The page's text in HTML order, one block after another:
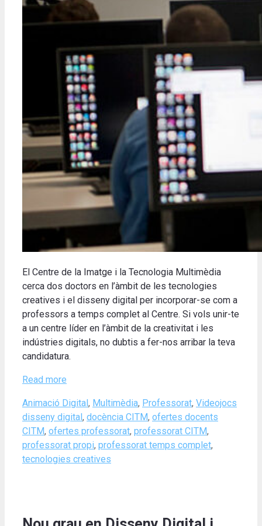
El Centre de la Imatge i la Tecnologia Multimèdia
cerca dos doctors en l’àmbit de les tecnologies
creatives i el disseny digital per incorporar-se com a
professors a temps complet al Centre. Si vols unir-te
a un centre líder en l’àmbit de la creativitat i les
indústries digitals, no dubtis a fer-nos arribar la teva
candidatura.
Read more
Categories
Animació Digital, Multimèdia, Professorat, Videojocs
disseny digital, docència CITM, ofertes docents
CITM, ofertes professorat, professorat CITM,
professorat propi, professorat temps complet,
tecnologies creatives